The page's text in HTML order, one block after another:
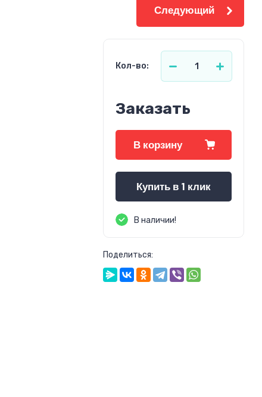
Следующий
Кол-во:
Заказать
В корзину
Купить в 1 клик
В наличии!
Поделиться: